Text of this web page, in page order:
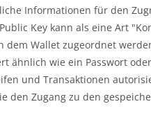
Informationen für den
Key kann als eine Art
Wallet zugeordnet
ähnlich wie ein Passwort
und Transaktionen
den Zugang zu den